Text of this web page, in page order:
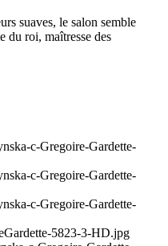
suaves, le salon semble
du roi, maîtresse des